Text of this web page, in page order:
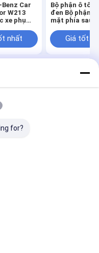
Car
W213
xe phụ
nhất
Bộ phận ô tô
đen Bộ phận
mặt phía sau
W213 2019-
A2138107501
Giá tốt
sách bảo mật
máy trung quốc.Copyright
Ltd.. All Rights Reserved.
for?